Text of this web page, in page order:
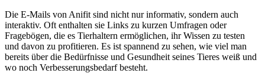
Die E-Mails von ⁤Anifit sind nicht ⁣nur informativ, sondern auch
interaktiv. Oft‌ enthalten‍ sie Links​ zu kurzen Umfragen oder
Fragebögen, die es Tierhaltern ermöglichen, ihr Wissen zu testen
und davon zu profitieren. Es ist spannend ‌zu sehen, wie viel man
bereits über die Bedürfnisse und Gesundheit​ seines Tieres weiß und
‌wo noch Verbesserungsbedarf besteht.